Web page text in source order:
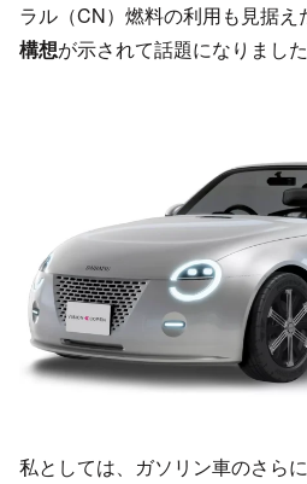
ラル（CN）燃料の利用も見据え
構想が示されて話題になりました
私としては、ガソリン車のさら